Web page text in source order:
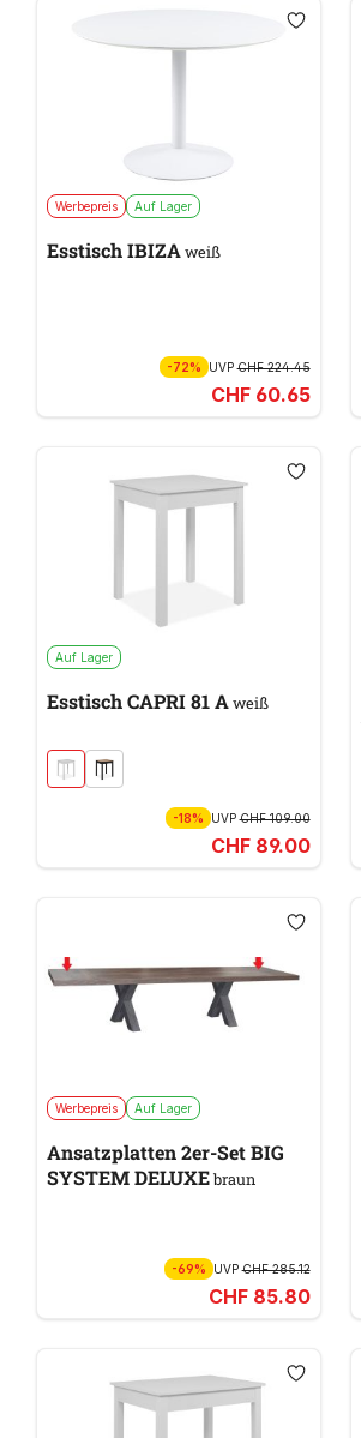
Werbepreis Auf Lager
Esstisch IBIZAweiß
-72% UVPCHF 224.45
CHF 60.65
Auf Lager
Esstisch CAPRI 81 Aweiß
-18% UVPCHF 109.00
CHF 89.00
Werbepreis Auf Lager
Ansatzplatten 2er-Set BIG
SYSTEM DELUXEbraun
-69% UVPCHF 285.12
CHF 85.80